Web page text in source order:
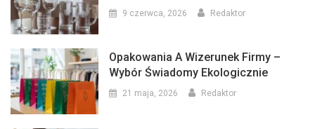
9 czerwca, 2026 Redaktor
Opakowania A Wizerunek Firmy –
Wybór Świadomy Ekologicznie
21 maja, 2026 Redaktor